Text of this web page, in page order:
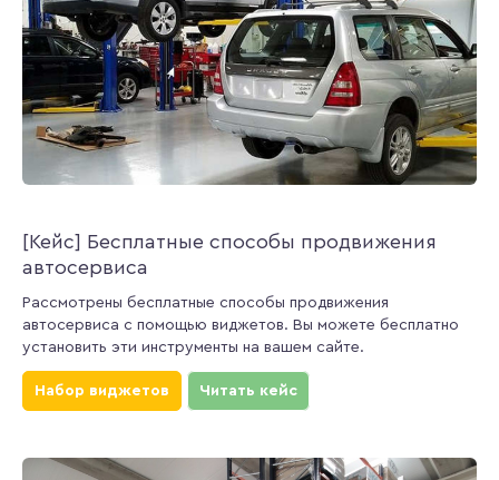
[Кейс] Бесплатные способы продвижения
автосервиса
Рассмотрены бесплатные способы продвижения
автосервиса с помощью виджетов. Вы можете бесплатно
установить эти инструменты на вашем сайте.
Набор виджетов Читать кейс